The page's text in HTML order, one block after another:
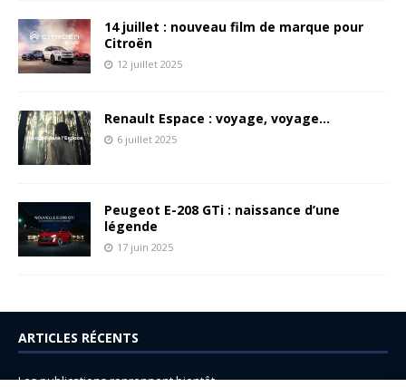
14 juillet : nouveau film de marque pour
Citroën
12 juillet 2025
Renault Espace : voyage, voyage…
6 juillet 2025
Peugeot E-208 GTi : naissance d’une
légende
17 juin 2025
ARTICLES RÉCENTS
Les publications reprennent bientôt…